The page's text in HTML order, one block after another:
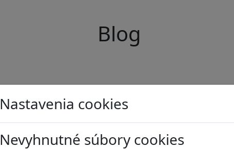
Nastavenia cookies
Nevyhnutné súbory cookies
Blog